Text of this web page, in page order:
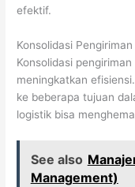
efektif.
Konsolidasi
Konsolidasi
meningkatkan
ke beberapa tujuan
logistik bisa
See also
Management)